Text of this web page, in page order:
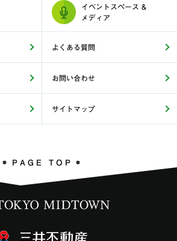
イベントスペース &
メディア
よくある質問
お問い合わせ
サイトマップ
PAGE TOP